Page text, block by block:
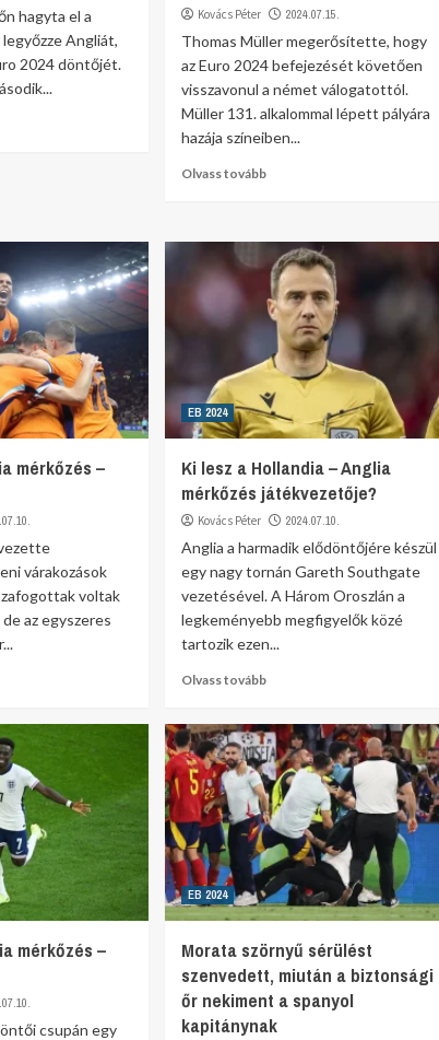
hagyta el a
Angliát,
2024 döntőjét.
Kovács Péter 2024.07.15.
Thomas Müller megerősítette, hogy
az Euro 2024 befejezését követően
visszavonul a német válogatottól.
Müller 131. alkalommal lépett pályára
hazája színeiben...
Olvass tovább
mérkőzés –
várakozások
voltak
az egyszeres
EB 2024
Ki lesz a Hollandia – Anglia
mérkőzés játékvezetője?
Kovács Péter 2024.07.10.
Anglia a harmadik elődöntőjére készül
egy nagy tornán Gareth Southgate
vezetésével. A Három Oroszlán a
legkeményebb megfigyelők közé
tartozik ezen...
Olvass tovább
mérkőzés –
csupán egy
EB 2024
Morata szörnyű sérülést
szenvedett, miután a biztonsági
őr nekiment a spanyol
kapitánynak